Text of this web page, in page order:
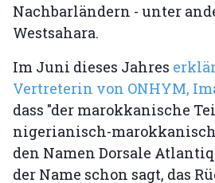
Nachbarländern - unter
Westsahara.
Im Juni dieses Jahres
Vertreterin von ONHYM,
dass "der marokkanische
nigerianisch-
den Namen Dorsale
der Name schon sagt, das